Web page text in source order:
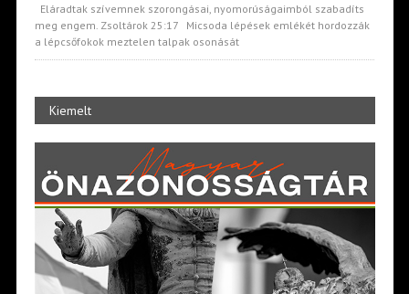
Eláradtak szívemnek szorongásai, nyomorúságaimból szabadíts
meg engem. Zsoltárok 25:17 Micsoda lépések emlékét hordozzák
a lépcsőfokok meztelen talpak osonását
Kiemelt